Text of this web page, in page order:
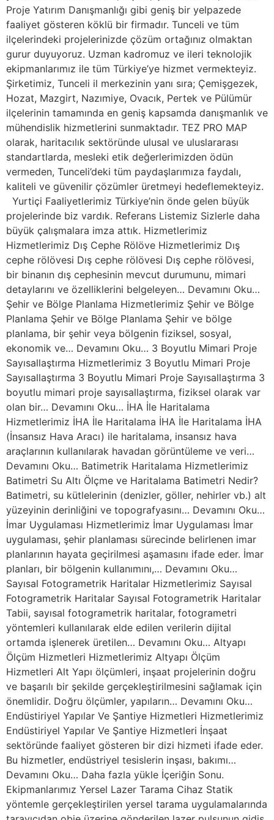
Proje Yatırım Danışmanlığı gibi geniş bir yelpazede
faaliyet gösteren köklü bir firmadır. Tunceli ve tüm
ilçelerindeki projelerinizde çözüm ortağınız olmaktan
gurur duyuyoruz. Uzman kadromuz ve ileri teknolojik
ekipmanlarımız ile tüm Türkiye’ye hizmet vermekteyiz.
Şirketimiz, Tunceli il merkezinin yanı sıra; Çemişgezek,
Hozat, Mazgirt, Nazımiye, Ovacık, Pertek ve Pülümür
ilçelerinin tamamında en geniş kapsamda danışmanlık ve
mühendislik hizmetlerini sunmaktadır. TEZ PRO MAP
olarak, haritacılık sektöründe ulusal ve uluslararası
standartlarda, mesleki etik değerlerimizden ödün
vermeden, Tunceli’deki tüm paydaşlarımıza faydalı,
kaliteli ve güvenilir çözümler üretmeyi hedeflemekteyiz.
Yurtiçi Faaliyetlerimiz Türkiye’nin önde gelen büyük
projelerinde biz vardık. Referans Listemiz Sizlerle daha
büyük çalışmalara imza attık. Hizmetlerimiz
Hizmetlerimiz Dış Cephe Rölöve Hizmetlerimiz Dış
cephe rölövesi Dış cephe rölövesi Dış cephe rölövesi,
bir binanın dış cephesinin mevcut durumunu, mimari
detaylarını ve özelliklerini belgeleyen… Devamını Oku…
Şehir ve Bölge Planlama Hizmetlerimiz Şehir ve Bölge
Planlama Şehir ve Bölge Planlama Şehir ve bölge
planlama, bir şehir veya bölgenin fiziksel, sosyal,
ekonomik ve… Devamını Oku… 3 Boyutlu Mimari Proje
Sayısallaştırma Hizmetlerimiz 3 Boyutlu Mimari Proje
Sayısallaştırma 3 Boyutlu Mimari Proje Sayısallaştırma 3
boyutlu mimari proje sayısallaştırma, fiziksel olarak var
olan bir… Devamını Oku… İHA İle Haritalama
Hizmetlerimiz İHA İle Haritalama İHA İle Haritalama İHA
(İnsansız Hava Aracı) ile haritalama, insansız hava
araçlarının kullanılarak havadan görüntüleme ve veri…
Devamını Oku… Batimetrik Haritalama Hizmetlerimiz
Batimetri Su Altı Ölçme ve Haritalama Batimetri Nedir?
Batimetri, su kütlelerinin (denizler, göller, nehirler vb.) alt
yüzeyinin derinliğini ve topografyasını… Devamını Oku…
İmar Uygulaması Hizmetlerimiz İmar Uygulaması İmar
uygulaması, şehir planlaması sürecinde belirlenen imar
planlarının hayata geçirilmesi aşamasını ifade eder. İmar
planları, bir bölgenin kullanımını,… Devamını Oku…
Sayısal Fotogrametrik Haritalar Hizmetlerimiz Sayısal
Fotogrametrik Haritalar Sayısal Fotogrametrik Haritalar
Tabii, sayısal fotogrametrik haritalar, fotogrametri
yöntemleri kullanılarak elde edilen verilerin dijital
ortamda işlenerek üretilen… Devamını Oku… Altyapı
Ölçüm Hizmetleri Hizmetlerimiz Altyapı Ölçüm
Hizmetleri Alt Yapı ölçümleri, inşaat projelerinin doğru
ve başarılı bir şekilde gerçekleştirilmesini sağlamak için
önemlidir. Doğru ölçümler, yapıların… Devamını Oku…
Endüstiriyel Yapılar Ve Şantiye Hizmetleri Hizmetlerimiz
Endüstiriyel Yapılar Ve Şantiye Hizmetleri İnşaat
sektöründe faaliyet gösteren bir dizi hizmeti ifade eder.
Bu hizmetler, endüstriyel tesislerin inşası, bakımı…
Devamını Oku… Daha fazla yükle İçeriğin Sonu.
Ekipmanlarımız Yersel Lazer Tarama Cihaz Statik
yöntemle gerçekleştirilen yersel tarama uygulamalarında